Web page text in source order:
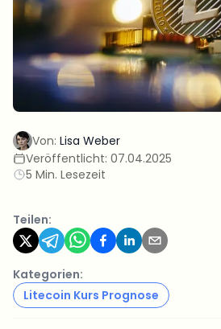
Von: Lisa Weber
Veröffentlicht: 07.04.2025
5 Min. Lesezeit
Teilen:
Kategorien:
Litecoin Kurs Prognose